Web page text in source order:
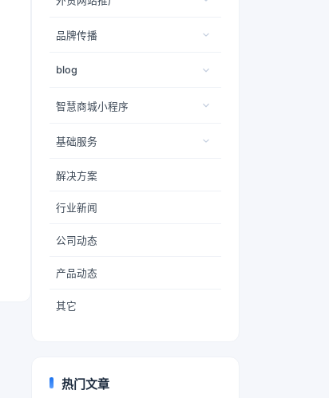
品牌传播
blog
智慧商城小程序
基础服务
解决方案
行业新闻
公司动态
产品动态
其它
热门文章